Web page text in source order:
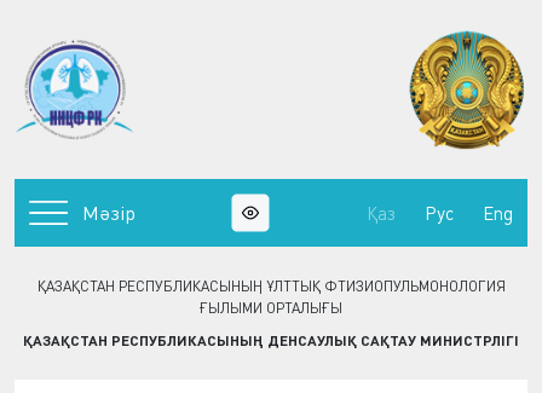
ҚАЗАҚСТАН РЕСПУБЛИКАСЫНЫҢ ҰЛТТЫҚ ФТИЗИОПУЛЬМОНОЛОГИЯ
ҒЫЛЫМИ ОРТАЛЫҒЫ
ҚАЗАҚСТАН РЕСПУБЛИКАСЫНЫҢ ДЕНСАУЛЫҚ САҚТАУ МИНИСТРЛІГІ
Мәзір Қаз Рус Eng